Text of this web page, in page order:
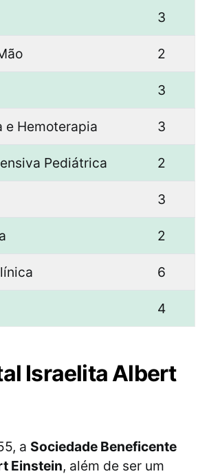
3
2
3
e Hemoterapia 3
Pediátrica 2
3
2
6
4
Israelita Albert
a Sociedade Beneficente
Einstein, além de ser um